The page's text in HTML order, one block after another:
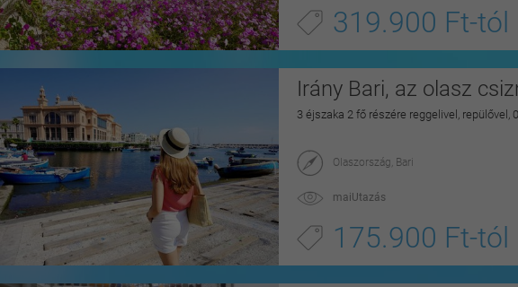
319.900 Ft-tól
Irány Bari, az olasz
3 éjszaka 2 fő részére reggelivel, repülővel,
Olaszország, Bari
maiUtazás
175.900 Ft-tól